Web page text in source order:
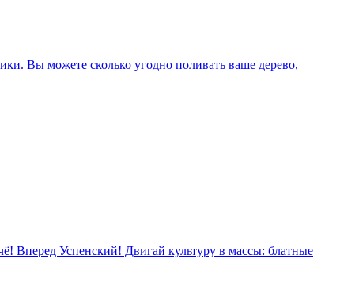
Вы можете сколько угодно поливать ваше дерево,
Вперед Успенский! Двигай культуру в массы: блатные